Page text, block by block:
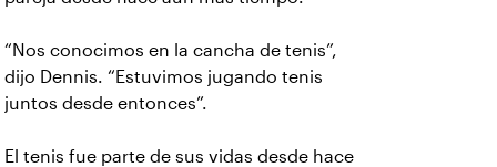
“Nos conocimos en la cancha de tenis”,
dijo Dennis. “Estuvimos jugando tenis
juntos desde entonces”.
El tenis fue parte de sus vidas desde hace